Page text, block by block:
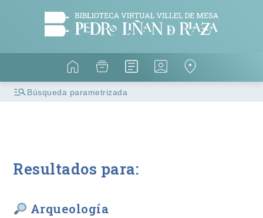
Búsqueda parametrizada
Resultados para:
Arqueología